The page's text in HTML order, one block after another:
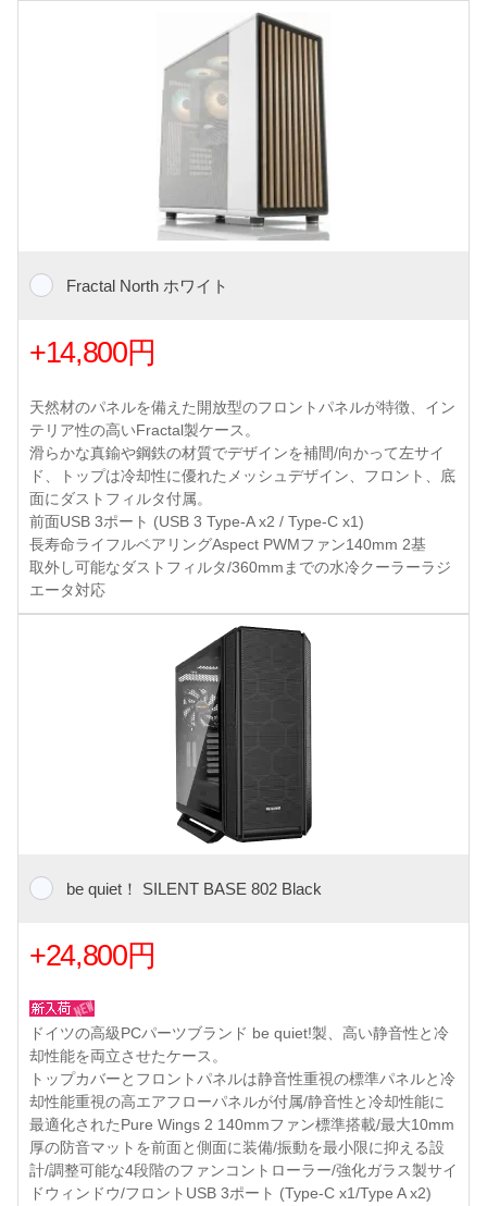
Fractal North ホワイト
+14,800円
天然材のパネルを備えた開放型のフロントパネルが特徴、イン
テリア性の高いFractal製ケース。
滑らかな真鍮や鋼鉄の材質でデザインを補間/向かって左サイ
ド、トップは冷却性に優れたメッシュデザイン、フロント、底
面にダストフィルタ付属。
前面USB 3ポート (USB 3 Type-A x2 / Type-C x1)
長寿命ライフルベアリングAspect PWMファン140mm 2基
取外し可能なダストフィルタ/360mmまでの水冷クーラーラジ
エータ対応
be quiet！ SILENT BASE 802 Black
+24,800円
ドイツの高級PCパーツブランド be quiet!製、高い静音性と冷
却性能を両立させたケース。
トップカバーとフロントパネルは静音性重視の標準パネルと冷
却性能重視の高エアフローパネルが付属/静音性と冷却性能に
最適化されたPure Wings 2 140mmファン標準搭載/最大10mm
厚の防音マットを前面と側面に装備/振動を最小限に抑える設
計/調整可能な4段階のファンコントローラー/強化ガラス製サイ
ドウィンドウ/フロントUSB 3ポート (Type-C x1/Type A x2)